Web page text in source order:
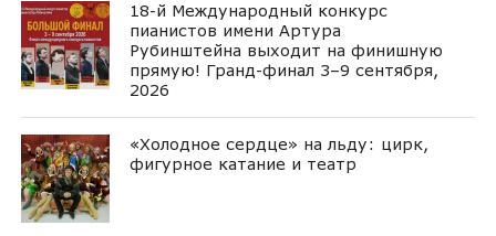
18-й Международный конкурс
пианистов имени Артура
Рубинштейна выходит на финишную
прямую! Гранд-финал 3–9 сентября,
2026
«Холодное сердце» на льду: цирк,
фигурное катание и театр